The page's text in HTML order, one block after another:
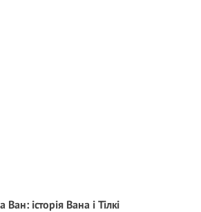
історія Вана і Тілкі